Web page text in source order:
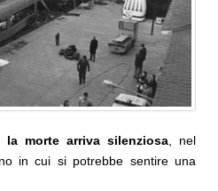
la morte arriva silenziosa, nel
in cui si potrebbe sentire una